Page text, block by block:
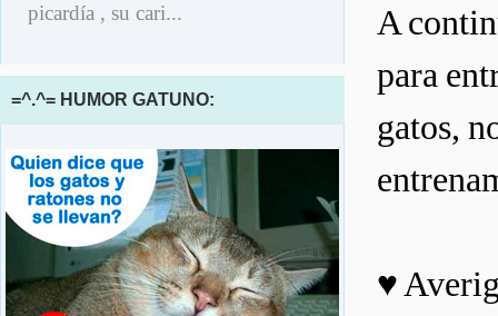
A
para
gatos,
♥
picardía , su cari...
=^.^= HUMOR GATUNO: